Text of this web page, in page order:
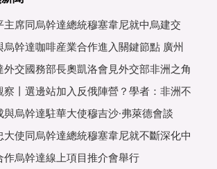
主席同烏幹達總統穆塞韋尼就中烏建交
互緻
烏幹達咖啡産業合作進入關鍵節點 廣州
重
外交國務部長奧凱洛會見外交部非洲之角
使
察丨選邊站加入反俄陣營？學者：非洲不
與烏幹達駐華大使穆吉沙·弗萊德會談
大使同烏幹達總統穆塞韋尼就不斷深化中
關
作烏幹達線上項目推介會舉行